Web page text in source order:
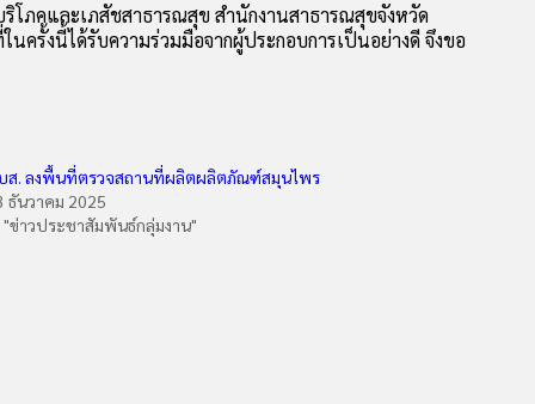
ภคและเภสัชสาธารณสุข สำนักงานสาธารณสุขจังหวัด
รั้งนี้ได้รับความร่วมมือจากผู้ประกอบการเป็นอย่างดี จึงขอ
ส. ลงพื้นที่ตรวจสถานที่ผลิตผลิตภัณฑ์สมุนไพร
ธันวาคม 2025
"ข่าวประชาสัมพันธ์กลุ่มงาน"